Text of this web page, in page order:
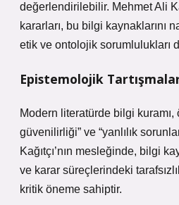
değerlendirilebilir. Mehmet Ali
kararları, bu bilgi kaynaklarını
etik ve ontolojik sorumlulukları
Epistemolojik
Modern literatürde bilgi
güvenilirliği” ve “yanlılık
Kağıtçı’nın mesleğinde, bilgi
ve karar süreçlerindeki
kritik öneme sahiptir.